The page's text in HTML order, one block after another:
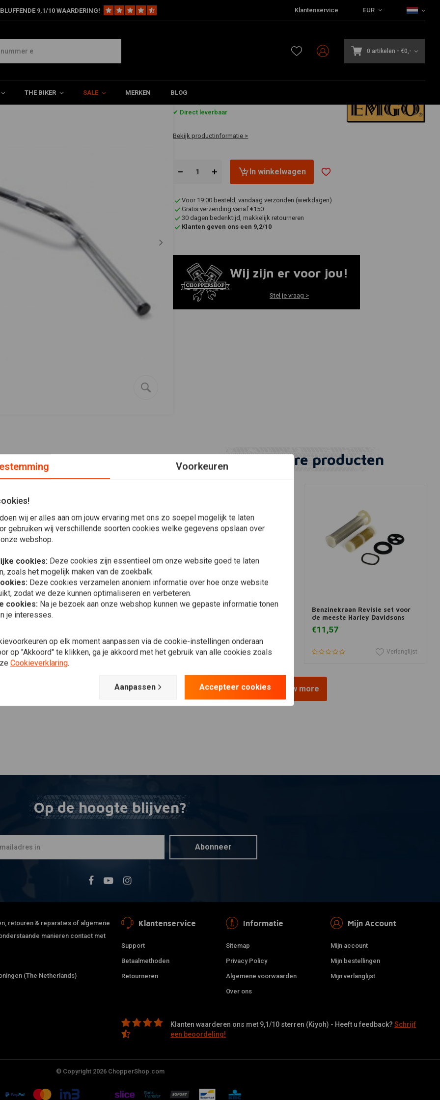
9,1/10 WAARDERING! Klantenservice EUR
0 artikelen - €0,-
THE BIKER SALE MERKEN BLOG
1"
€59,94
✔ Direct leverbaar
Bekijk productinformatie >
In winkelwagen
Voor 19:00 besteld, vandaag verzonden (werkdagen)
Gratis verzending vanaf €150
30 dagen bedenktijd, makkelijk retourneren
Klanten geven ons een 9,2/10
Wij zijn er voor jou!
Stel je vraag >
Engelse Clubman sturen. Staal van hoge
Triumph, Honda, Yamaha, Kawasaki, Suzuki, enz. Perfect
Plaats ook een review
Vergelijkbare producten
View more
WEST COAST CHOPPERS
OG Klassiek T-Shirt
Verlanglijst
Benzinekraan Revisie set voor
de meeste Harley Davidsons
€11,57
Verlanglijst
View more
Op de hoogte blijven?
Abonneer
retouren & reparaties of algemene
manieren contact met
(The Netherlands)
Klantenservice
Support
Betaalmethoden
Retourneren
Informatie
Sitemap
Privacy Policy
Algemene voorwaarden
Over ons
Mijn Account
Mijn account
Mijn bestellingen
Mijn verlanglijst
Klanten waarderen ons met 9,1/10 sterren (Kiyoh) - Heeft u feedback?Schrijf
een beoordeling!
© Copyright 2026 ChopperShop.com
Voorkeuren
wij er alles aan om jouw ervaring met ons zo soepel mogelijk te laten
gebruiken wij verschillende soorten cookies welke gegevens opslaan over
webshop.
cookies: Deze cookies zijn essentieel om onze website goed te laten
zoals het mogelijk maken van de zoekbalk.
Deze cookies verzamelen anoniem informatie over hoe onze website
zodat we deze kunnen optimaliseren en verbeteren.
cookies: Na je bezoek aan onze webshop kunnen we gepaste informatie tonen
je interesses.
op elk moment aanpassen via de cookie-instellingen onderaan
op "Akkoord" te klikken, ga je akkoord met het gebruik van alle cookies zoals
Cookieverklaring.
Aanpassen Accepteer cookies